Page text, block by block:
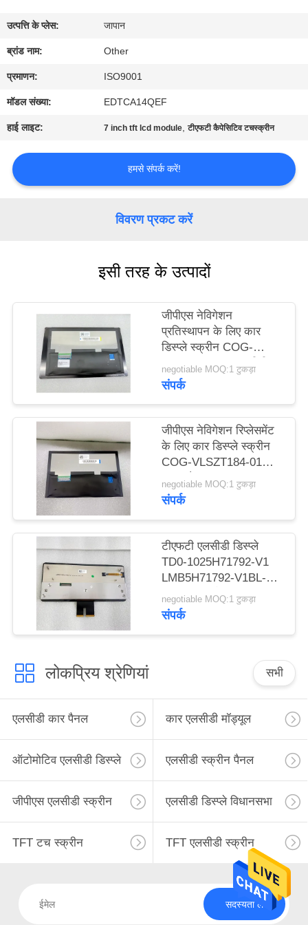
भ्रमण
गुणवत्ता
नियंत्रण
करें
की
साइटमैप
PRIVACY
POLICY
उत्पत्ति के प्लेस: जापान
ब्रांड नाम: Other
प्रमाणन: ISO9001
मॉडल संख्या: EDTCA14QEF
हाई लाइट: 7 inch tft lcd module,टीएफटी कैपेसिटिव टचस्क्रीन
हमसे संपर्क करें!
विवरण प्रकट करें
इसी तरह के उत्पादों
जीपीएस नेविगेशन
प्रतिस्थापन के लिए कार
डिस्प्ले स्क्रीन COG-
VLSZT420-01 एलसीडी
पैनल AV070Z81-M00-
negotiable MOQ:1 टुकड़ा
संपर्क
जीपीएस नेविगेशन रिप्लेसमेंट
के लिए कार डिस्प्ले स्क्रीन
COG-VLSZT184-01
LCD पैनल AV070Z8M-
N11-28P4
negotiable MOQ:1 टुकड़ा
संपर्क
टीएफटी एलसीडी डिस्प्ले
TD0-1025H71792-V1
LMB5H71792-V1BL-A
कार स्क्रीन पैनल VPJJZF-
ASY103A-AAA
negotiable MOQ:1 टुकड़ा
संपर्क
लोकप्रिय श्रेणियां सभी
एलसीडी कार पैनल कार एलसीडी मॉड्यूल
ऑटोमोटिव एलसीडी डिस्प्ले एलसीडी स्क्रीन पैनल
जीपीएस एलसीडी स्क्रीन एलसीडी डिस्प्ले विधानसभा
TFT टच स्क्रीन TFT एलसीडी स्क्रीन
सदस्यता लें